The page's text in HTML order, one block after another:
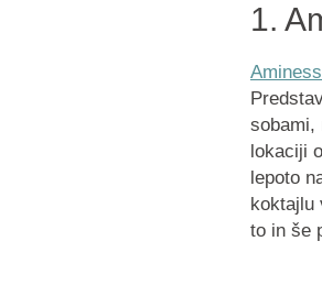
1.
sobami,
lokaciji
lepoto
koktajlu
to in še